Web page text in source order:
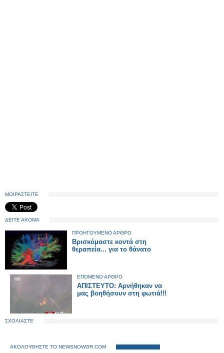
ΜΟΙΡΑΣΤΕΙΤΕ
ΔΕΙΤΕ ΑΚΟΜΑ
ΠΡΟΗΓΟΥΜΕΝΟ ΑΡΘΡΟ
Βρισκόμαστε κοντά στη
θεραπεία... για το θάνατο
ΕΠΟΜΕΝΟ ΑΡΘΡΟ
ΑΠΙΣTEΥΤΟ: Αρνήθηκαν να
μας βοηθήσουν στη φωτιά!!!
ΣΧΟΛΙΑΣΤΕ
ΑΚΟΛΟΥΘΗΣΤΕ ΤΟ NEWSNOWGR.COM